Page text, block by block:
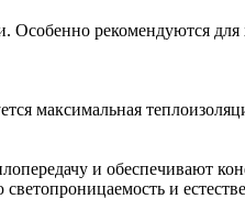
Особенно рекомендуются
максимальная
и обеспечивают
и